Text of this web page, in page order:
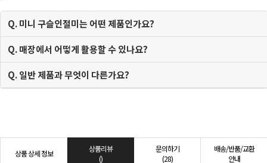
Q. 미니 구슬인절미는 어떤 제품인가요?
Q. 매장에서 어떻게 활용할 수 있나요?
Q. 일반 제품과 무엇이 다른가요?
상품 상세 정보
상품리뷰
()
문의하기
(28)
배송/반품/교환
안내